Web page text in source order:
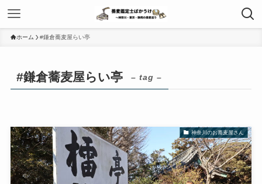
ホーム #鎌倉蕎麦屋らい亭
#鎌倉蕎麦屋らい亭 – tag –
神奈川のお蕎麦屋さん